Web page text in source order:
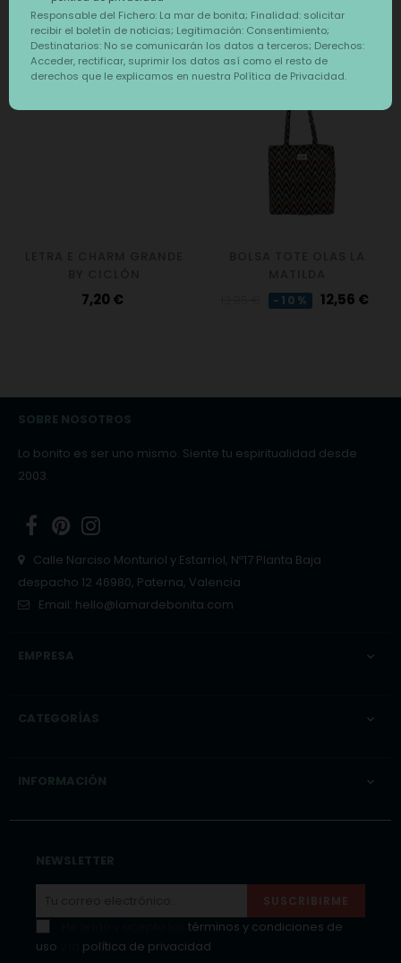
También te puede interesar
Precio
7,20 €
DESCUENTO
-10% Precio
12,56 €
‹
SOBRE NOSOTROS
Lo bonito es ser uno mismo. Siente tu espiritualidad desde
2003.
FacebookPinterest
Calle Narciso Monturiol y Estarriol, Nº17 Planta Baja
despacho 12 46980, Paterna, Valencia
Email: hello@lamardebonita.com
EMPRESA 
CATEGORÍAS 
INFORMACIÓN 
NEWSLETTER
SUSCRIBIRME
términos y condiciones de
uso
política de privacidad
Responsable del Fichero: La mar de bonita; Finalidad: solicitar
recibir el boletín de noticias; Legitimación: Consentimiento;
Destinatarios: No se comunicarán los datos a terceros; Derechos:
Acceder, rectificar, suprimir los datos así como el resto de
derechos que le explicamos en nuestra Política de Privacidad.